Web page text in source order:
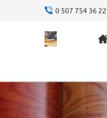
0 507 754 36 22